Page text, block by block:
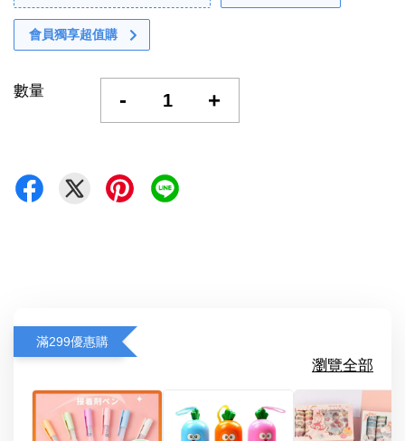
會員獨享超值購
數量 - +
滿299優惠購
瀏覽全部